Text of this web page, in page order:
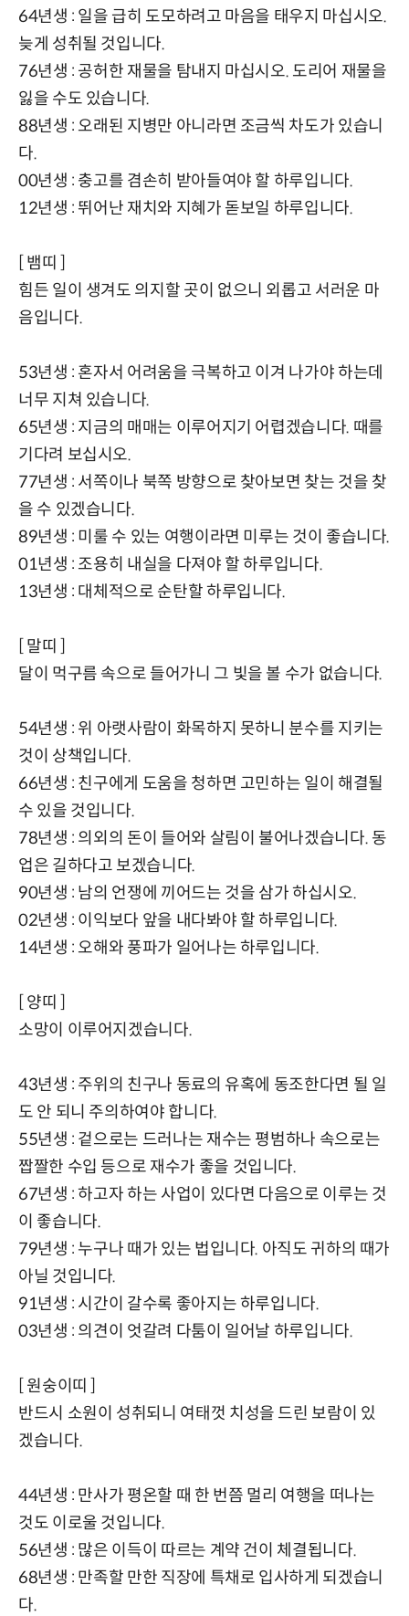
64년생 : 일을 급히 도모하려고 마음을 태우지 마십시오.
늦게 성취될 것입니다.
76년생 : 공허한 재물을 탐내지 마십시오. 도리어 재물을
잃을 수도 있습니다.
88년생 : 오래된 지병만 아니라면 조금씩 차도가 있습니
다.
00년생 : 충고를 겸손히 받아들여야 할 하루입니다.
12년생 : 뛰어난 재치와 지혜가 돋보일 하루입니다.
[ 뱀띠 ]
힘든 일이 생겨도 의지할 곳이 없으니 외롭고 서러운 마
음입니다.
53년생 : 혼자서 어려움을 극복하고 이겨 나가야 하는데
너무 지쳐 있습니다.
65년생 : 지금의 매매는 이루어지기 어렵겠습니다. 때를
기다려 보십시오.
77년생 : 서쪽이나 북쪽 방향으로 찾아보면 찾는 것을 찾
을 수 있겠습니다.
89년생 : 미룰 수 있는 여행이라면 미루는 것이 좋습니다.
01년생 : 조용히 내실을 다져야 할 하루입니다.
13년생 : 대체적으로 순탄할 하루입니다.
[ 말띠 ]
달이 먹구름 속으로 들어가니 그 빛을 볼 수가 없습니다.
54년생 : 위 아랫사람이 화목하지 못하니 분수를 지키는
것이 상책입니다.
66년생 : 친구에게 도움을 청하면 고민하는 일이 해결될
수 있을 것입니다.
78년생 : 의외의 돈이 들어와 살림이 불어나겠습니다. 동
업은 길하다고 보겠습니다.
90년생 : 남의 언쟁에 끼어드는 것을 삼가 하십시오.
02년생 : 이익보다 앞을 내다봐야 할 하루입니다.
14년생 : 오해와 풍파가 일어나는 하루입니다.
[ 양띠 ]
소망이 이루어지겠습니다.
43년생 : 주위의 친구나 동료의 유혹에 동조한다면 될 일
도 안 되니 주의하여야 합니다.
55년생 : 겉으로는 드러나는 재수는 평범하나 속으로는
짭짤한 수입 등으로 재수가 좋을 것입니다.
67년생 : 하고자 하는 사업이 있다면 다음으로 이루는 것
이 좋습니다.
79년생 : 누구나 때가 있는 법입니다. 아직도 귀하의 때가
아닐 것입니다.
91년생 : 시간이 갈수록 좋아지는 하루입니다.
03년생 : 의견이 엇갈려 다툼이 일어날 하루입니다.
[ 원숭이띠 ]
반드시 소원이 성취되니 여태껏 치성을 드린 보람이 있
겠습니다.
44년생 : 만사가 평온할 때 한 번쯤 멀리 여행을 떠나는
것도 이로울 것입니다.
56년생 : 많은 이득이 따르는 계약 건이 체결됩니다.
68년생 : 만족할 만한 직장에 특채로 입사하게 되겠습니
다.